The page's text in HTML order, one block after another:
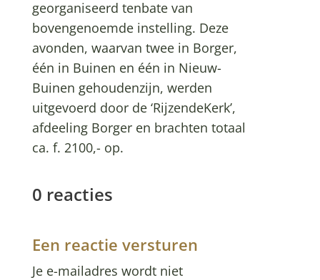
georganiseerd tenbate van
bovengenoemde instelling. Deze
avonden, waarvan twee in Borger,
één in Buinen en één in Nieuw-
Buinen gehoudenzijn, werden
uitgevoerd door de ‘RijzendeKerk’,
afdeeling Borger en brachten totaal
ca. f. 2100,- op.
0 reacties
Een reactie versturen
Je e-mailadres wordt niet